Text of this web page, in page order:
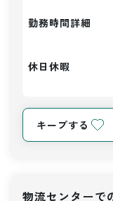
勤務時間詳細
休日休暇
キープする
物流センターで